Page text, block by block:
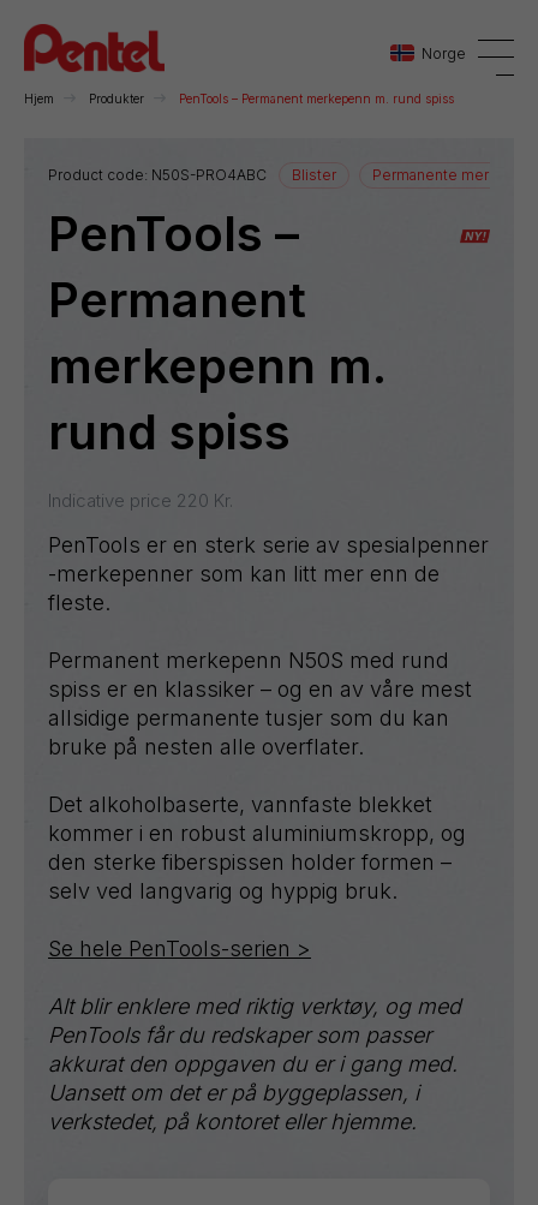
Norge
Danmark
Sverige
Hjem Produkter PenTools – Permanent merkepenn m. rund spiss
Product code: N50S-PRO4ABC Blister Permanente
PenTools –
Permanent
merkepenn m.
rund spiss
Indicative price 220 Kr.
PenTools er en sterk serie av spesialpenner
-merkepenner som kan litt mer enn de
fleste.
Permanent merkepenn N50S med rund
spiss er en klassiker – og en av våre mest
allsidige permanente tusjer som du kan
bruke på nesten alle overflater.
Det alkoholbaserte, vannfaste blekket
kommer i en robust aluminiumskropp, og
den sterke fiberspissen holder formen –
selv ved langvarig og hyppig bruk.
Se hele PenTools-serien >
Alt blir enklere med riktig verktøy, og med
PenTools får du redskaper som passer
akkurat den oppgaven du er i gang med.
Uansett om det er på byggeplassen, i
verkstedet, på kontoret eller hjemme.